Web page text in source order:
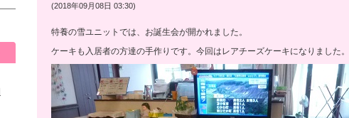
(2018年09月08日 03:30)
特養の雪ユニットでは、お誕生会が開かれました。
ケーキも入居者の方達の手作りです。今回はレアチーズケーキになりました。